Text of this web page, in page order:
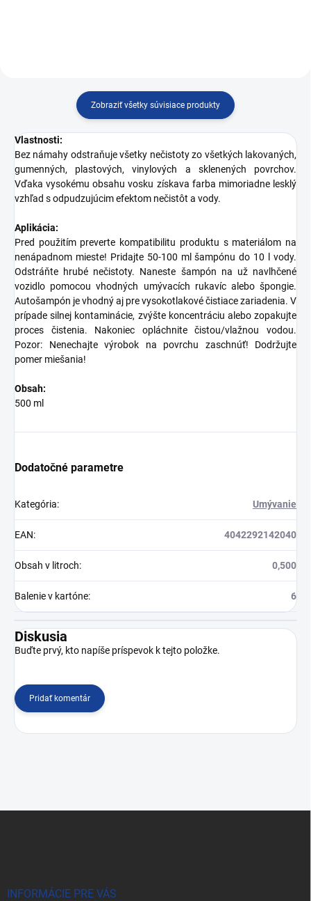
Zobraziť všetky súvisiace produkty
Vlastnosti:
Bez námahy odstraňuje všetky nečistoty zo všetkých lakovaných,
gumenných, plastových, vinylových a sklenených povrchov.
Vďaka vysokému obsahu vosku získava farba mimoriadne lesklý
vzhľad s odpudzujúcim efektom nečistôt a vody.
Aplikácia:
Pred použitím preverte kompatibilitu produktu s materiálom na
nenápadnom mieste! Pridajte 50-100 ml šampónu do 10 l vody.
Odstráňte hrubé nečistoty. Naneste šampón na už navlhčené
vozidlo pomocou vhodných umývacích rukavíc alebo špongie.
Autošampón je vhodný aj pre vysokotlakové čistiace zariadenia. V
prípade silnej kontaminácie, zvýšte koncentráciu alebo zopakujte
proces čistenia. Nakoniec opláchnite čistou/vlažnou vodou.
Pozor: Nenechajte výrobok na povrchu zaschnúť! Dodržujte
pomer miešania!
Obsah:
500 ml
Dodatočné parametre
Kategória: Umývanie
EAN: 4042292142040
Obsah v litroch: 0,500
Balenie v kartóne: 6
Diskusia
Buďte prvý, kto napíše príspevok k tejto položke.
Pridať komentár
INFORMÁCIE PRE VÁS